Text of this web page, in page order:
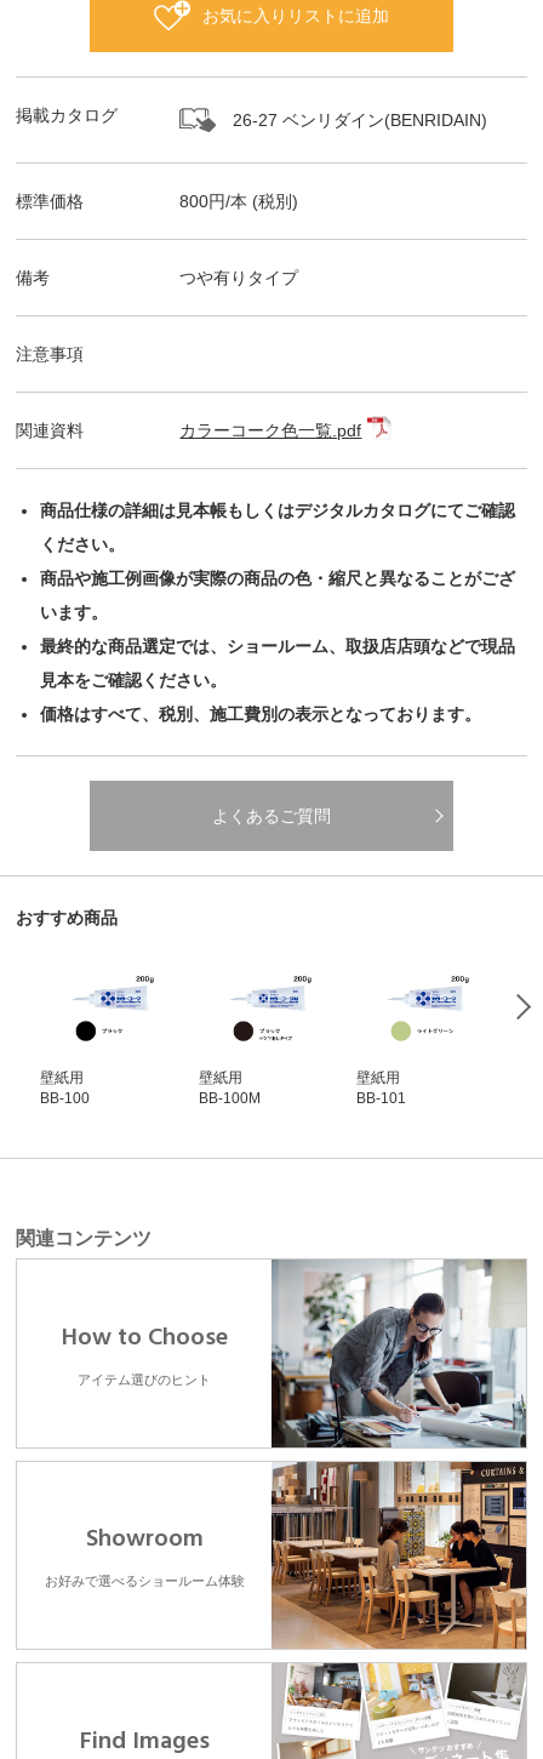
お気に入りリストに追加
掲載カタログ 26-27 ベンリダイン(BENRIDAIN)
標準価格 800円/本 (税別)
備考 つや有りタイプ
注意事項
関連資料 カラーコーク色一覧.pdf
商品仕様の詳細は見本帳もしくはデジタルカタログにてご確認
ください。
商品や施工例画像が実際の商品の色・縮尺と異なることがござ
います。
最終的な商品選定では、ショールーム、取扱店店頭などで現品
見本をご確認ください。
価格はすべて、税別、施工費別の表示となっております。
よくあるご質問
おすすめ商品
壁紙用
BB-100
壁紙用
BB-100M
壁紙用
BB-101
関連コンテンツ
How to Choose
アイテム選びのヒント
Showroom
お好みで選べるショールーム体験
Find Images